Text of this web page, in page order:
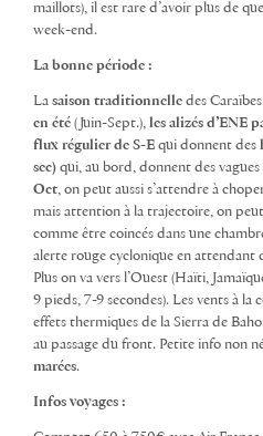
maillots), il est rare d’avoir plus de
week-end.
La bonne période :
La saison traditionnelle des
en été (Juin-Sept.), les alizés d’ENE
flux régulier de S-E qui donnent des
sec) qui, au bord, donnent des
Oct, on peut aussi s’attendre à
mais attention à la trajectoire, on peut
comme être coincés dans une
alerte rouge cyclonique en attendant
Plus on va vers l’Ouest (Haïti,
9 pieds, 7-9 secondes). Les vents à
effets thermiques de la Sierra de
au passage du front. Petite info non
marées.
Infos voyages :